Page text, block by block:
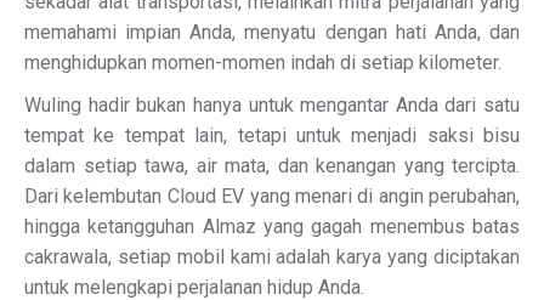
memahami impian Anda, menyatu dengan hati Anda, dan
menghidupkan momen-momen indah di setiap kilometer.
Wuling hadir bukan hanya untuk mengantar Anda dari satu
tempat ke tempat lain, tetapi untuk menjadi saksi bisu
dalam setiap tawa, air mata, dan kenangan yang tercipta.
Dari kelembutan Cloud EV yang menari di angin perubahan,
hingga ketangguhan Almaz yang gagah menembus batas
cakrawala, setiap mobil kami adalah karya yang diciptakan
untuk melengkapi perjalanan hidup Anda.